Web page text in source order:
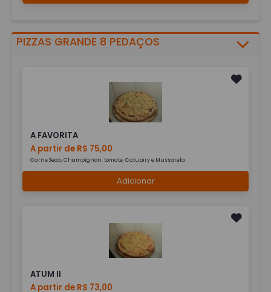
PIZZAS GRANDE 8 PEDAÇOS
A FAVORITA
A partir de R$ 75,00
Carne Seca, Champignon, tomate, Catupiry e Mussarela
Adicionar
ATUM II
A partir de R$ 73,00